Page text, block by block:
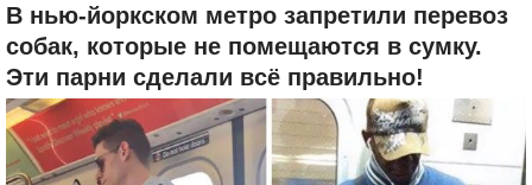
В нью-йоркском метро запретили перевоз
собак, которые не помещаются в сумку.
Эти парни сделали всё правильно!